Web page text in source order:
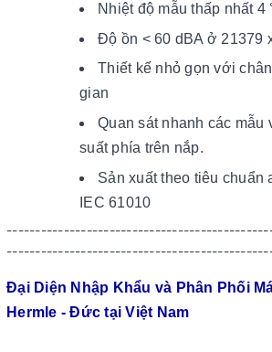
Nhiệt độ mẫu thấp nhất 4
Độ ồn < 60 dBA ở 21379
Thiết kế nhỏ gọn với
gian
Quan sát nhanh các mẫu
suất phía trên nắp.
Sản xuất theo tiêu chuẩn
IEC 61010
Đại Diện Nhập Khẩu và Phân Phối
Hermle - Đức tại Việt Nam